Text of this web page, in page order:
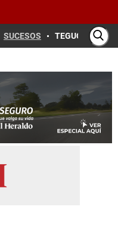
SUCESOS TEGUCIGALPA